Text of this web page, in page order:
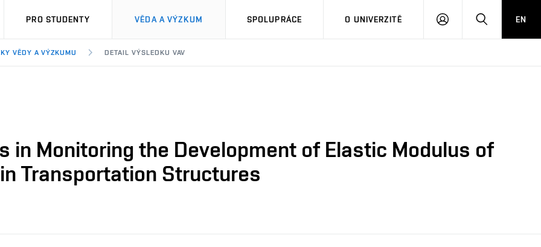
PRO STUDENTY VĚDA A VÝZKUM SPOLUPRÁCE O UNIVERZITĚ
PŘIHLÁSIT HLEDATEN
VĚDY A VÝZKUMU DETAIL VÝSLEDKU VAV
in Monitoring the Development of Elastic Modulus of
Transportation Structures